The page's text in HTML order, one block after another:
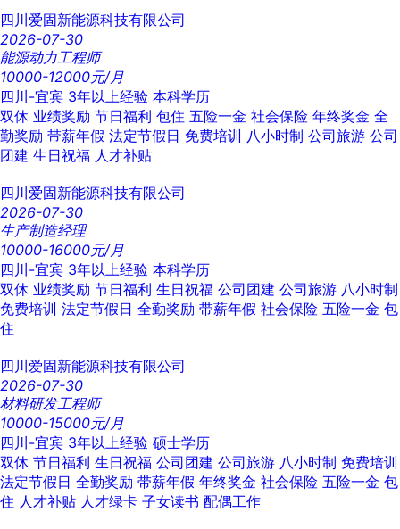
四川爱固新能源科技有限公司
2026-07-30
能源动力工程师
10000-12000元/月
四川-宜宾 3年以上经验 本科学历
双休 业绩奖励 节日福利 包住 五险一金 社会保险 年终奖金 全
勤奖励 带薪年假 法定节假日 免费培训 八小时制 公司旅游 公司
团建 生日祝福 人才补贴
四川爱固新能源科技有限公司
2026-07-30
生产制造经理
10000-16000元/月
四川-宜宾 3年以上经验 本科学历
双休 业绩奖励 节日福利 生日祝福 公司团建 公司旅游 八小时制
免费培训 法定节假日 全勤奖励 带薪年假 社会保险 五险一金 包
住
四川爱固新能源科技有限公司
2026-07-30
材料研发工程师
10000-15000元/月
四川-宜宾 3年以上经验 硕士学历
双休 节日福利 生日祝福 公司团建 公司旅游 八小时制 免费培训
法定节假日 全勤奖励 带薪年假 年终奖金 社会保险 五险一金 包
住 人才补贴 人才绿卡 子女读书 配偶工作